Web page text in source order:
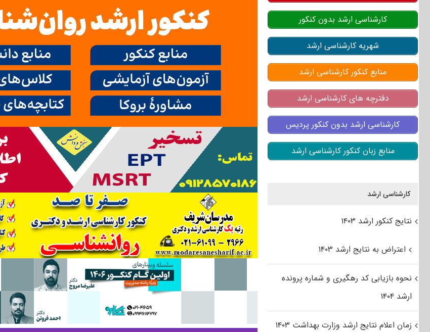
کارشناسی ارشد بدون کنکور
شهریه کارشناسی ارشد
منابع کنکور کارشناسی ارشد
دفترچه های کارشناسی ارشد
کارشناسی ارشد بدون کنکور پردیس
منابع زبان کنکور کارشناسی ارشد
کارشناسی ارشد
نتایج کنکور ارشد ۱۴۰۳
اعتراض به نتایج ارشد ۱۴۰۳
نحوه بازیابی کد رهگیری و شماره پرونده
ارشد ۱۴۰۴
زمان اعلام نتایج ارشد وزارت بهداشت ۱۴۰۳